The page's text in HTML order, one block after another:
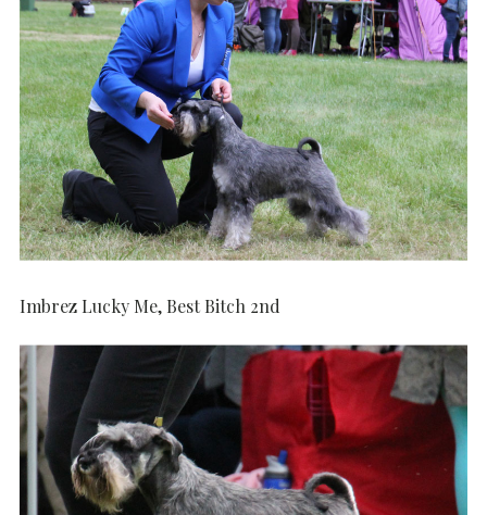
Imbrez Lucky Me, Best Bitch 2nd